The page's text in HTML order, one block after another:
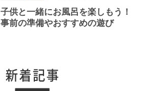
子供と一緒にお風呂を楽しもう！
事前の準備やおすすめの遊び